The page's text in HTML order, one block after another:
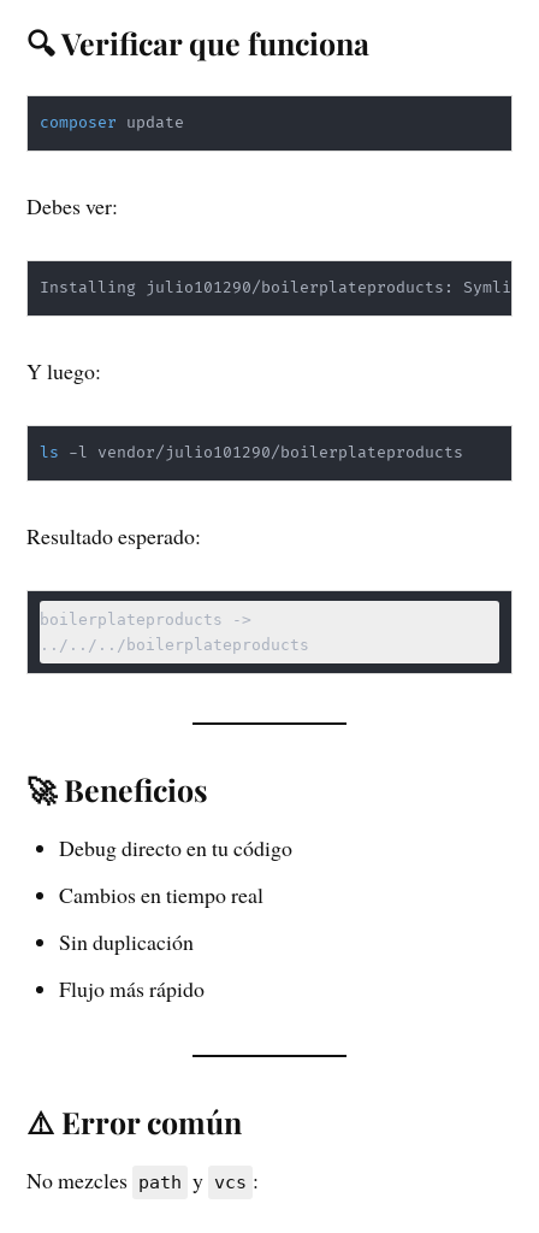
🔍 Verificar que funciona
composer update
Debes ver:
Installing julio101290/boilerplateproducts:
Y luego:
ls -l vendor/julio101290/boilerplateproducts
Resultado esperado:
boilerplateproducts ->
../../../boilerplateproducts
🚀 Beneficios
Debug directo en tu código
Cambios en tiempo real
Sin duplicación
Flujo más rápido
⚠️ Error común
No mezcles path y vcs :